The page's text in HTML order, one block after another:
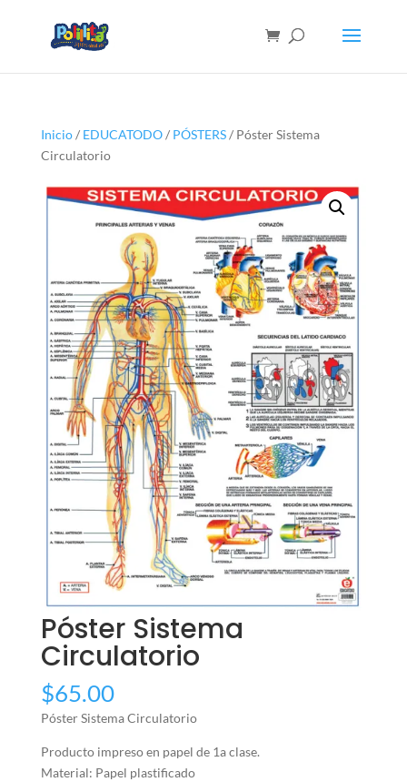
Inicio/ EDUCATODO/ PÓSTERS/ Póster Sistema
Circulatorio
Póster Sistema
Circulatorio
$65.00
Póster Sistema Circulatorio
Producto impreso en papel de 1a clase.
Material: Papel plastificado